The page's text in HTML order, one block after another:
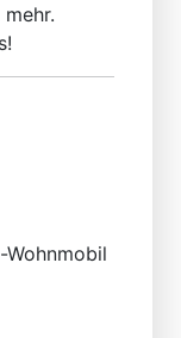
Wohnmobil